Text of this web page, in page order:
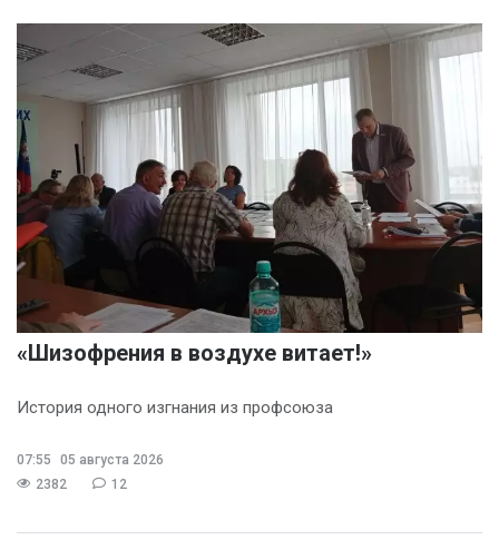
«Шизофрения в воздухе витает!»
История одного изгнания из профсоюза
07:55
05 августа 2026
2382
12